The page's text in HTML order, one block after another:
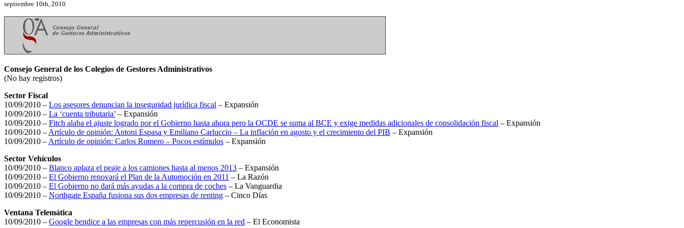
septiembre 10th, 2010
Consejo General de los Colegios de Gestores Administrativos
(No hay registros)
Sector Fiscal
10/09/2010 – Los asesores denuncian la inseguridad jurídica fiscal – Expansión
10/09/2010 – La ‘cuenta tributaria’ – Expansión
10/09/2010 – Fitch alaba el ajuste logrado por el Gobierno hasta ahora pero la OCDE se suma al BCE y exige medidas adicionales de consolidación fiscal – Expansión
10/09/2010 – Artículo de opinión: Antoni Espasa y Emiliano Carluccio – La inflación en agosto y el crecimiento del PIB – Expansión
10/09/2010 – Artículo de opinión: Carlos Romero – Pocos estímulos – Expansión
Sector Vehículos
10/09/2010 – Blanco aplaza el peaje a los camiones hasta al menos 2013 – Expansión
10/09/2010 – El Gobierno renovará el Plan de la Automoción en 2011 – La Razón
10/09/2010 – El Gobierno no dará más ayudas a la compra de coches – La Vanguardia
10/09/2010 – Northgate España fusiona sus dos empresas de renting – Cinco Días
Ventana Telemática
10/09/2010 – Google bendice a las empresas con más repercusión en la red – El Economista